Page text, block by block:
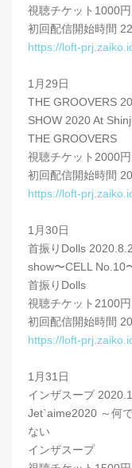
視聴チケット1000円
初回配信開始時間
https://loft-
1月29日
THE GROOVERS
SHOW 2020 At
THE GROOVERS
視聴チケット2000円
初回配信開始時間
https://loft-
1月30日
首振りDolls
show〜CELL No.10
首振りDolls
視聴チケット2100円
初回配信開始時間
https://loft-
1月31日
インザスープ
Jet`aime2020 ～何
ない
インザスープ